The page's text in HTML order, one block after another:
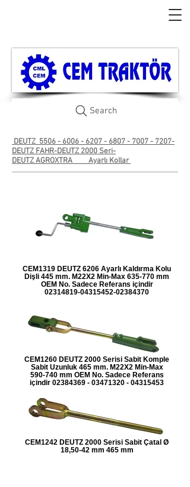
Search
DEUTZ 5506 - 6006 - 6207 - 6807- 7007 - 7207-
DEUTZ FAHR-DEUTZ 2000 Seri-
DEUTZ AGROXTRA Ayarlı Kollar
CEM1319 DEUTZ 6206 Ayarlı Kaldırma Kolu
Dişli 445 mm. M22X2 Min-Max 635-770 mm
OEM No. Sadece Referans içindir
02314819-04315452-02384370
CEM1260 DEUTZ 2000 Serisi Sabit Komple
Sabit Uzunluk 465 mm. M22X2 Min-Max
590-740 mm OEM No. Sadece Referans
içindir 02384369 - 03471320 - 04315453
CEM1242 DEUTZ 2000 Serisi Sabit Çatal Ø
18,50-42 mm 465 mm